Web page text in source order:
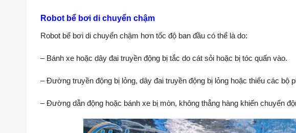
Robot bể bơi di chuyển chậm
Robot bể bơi di chuyển chậm hơn tốc độ ban đầu có thể là do:
– Bánh xe hoặc dây đai truyền động bị tắc do cát sỏi hoặc bị tóc quấn vào.
– Đường truyền động bị lỏng, dây đai truyền động bị lỏng hoặc thiếu các bộ
– Đường dẫn động hoặc bánh xe bị mòn, không thẳng hàng khiến chuyển